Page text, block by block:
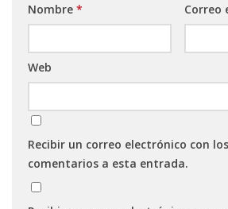
Nombre * Correo
Web
Recibir un correo electrónico con
comentarios a esta entrada.